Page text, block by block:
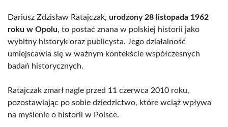
Dariusz Zdzisław Ratajczak, urodzony 28 listopada 1962
roku w Opolu, to postać znana w polskiej historii jako
wybitny historyk oraz publicysta. Jego działalność
umiejscawia się w ważnym kontekście współczesnych
badań historycznych.
Ratajczak zmarł nagle przed 11 czerwca 2010 roku,
pozostawiając po sobie dziedzictwo, które wciąż wpływa
na myślenie o historii w Polsce.